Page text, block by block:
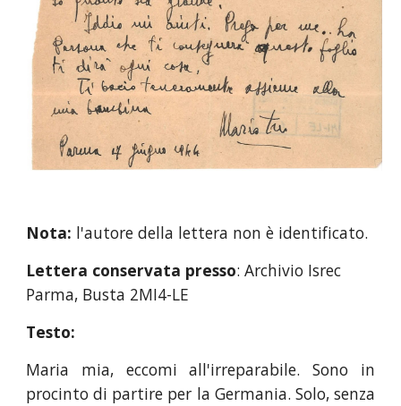
Nota: l'autore della lettera non è identificato.
Lettera conservata presso: Archivio Isrec
Parma, Busta 2MI4-LE
Testo:
Maria mia, eccomi all'irreparabile. Sono in
procinto di partire per la Germania. Solo, senza